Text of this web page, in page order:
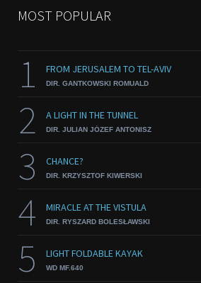
MOST POPULAR
1 FROM JERUSALEM TO TEL-AVIV
DIR. GANTKOWSKI ROMUALD
2 A LIGHT IN THE TUNNEL
DIR. JULIAN JÓZEF ANTONISZ
3 CHANCE?
DIR. KRZYSZTOF KIWERSKI
4 MIRACLE AT THE VISTULA
DIR. RYSZARD BOLESŁAWSKI
5 LIGHT FOLDABLE KAYAK
WD MF.640